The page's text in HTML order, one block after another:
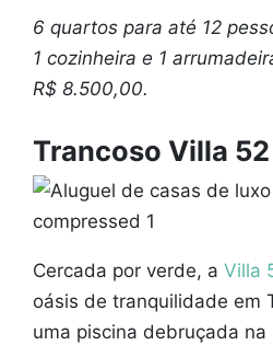
6 quartos para até 12
1 cozinheira e 1
R$ 8.500,00.
Trancoso Villa 52
Cercada por verde, a Villa
oásis de tranquilidade em
uma piscina debruçada na